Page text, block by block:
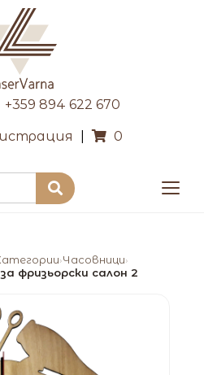
+359 894 622 670
0
›Часовници›
фризьорски салон 2